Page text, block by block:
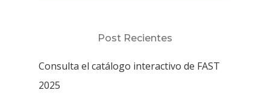
Post Recientes
Consulta el catálogo interactivo de FAST
2025